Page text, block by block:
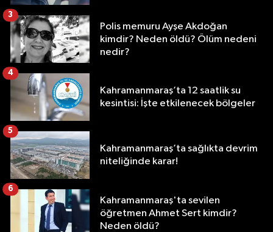
Polis memuru Ayşe Akdoğan
kimdir? Neden öldü? Ölüm nedeni
nedir?
3
Kahramanmaraş’ta 12 saatlik su
kesintisi: İşte etkilenecek bölgeler
4
Kahramanmaraş’ta sağlıkta devrim
niteliğinde karar!
5
Kahramanmaraş'ta sevilen
öğretmen Ahmet Sert kimdir?
Neden öldü?
6